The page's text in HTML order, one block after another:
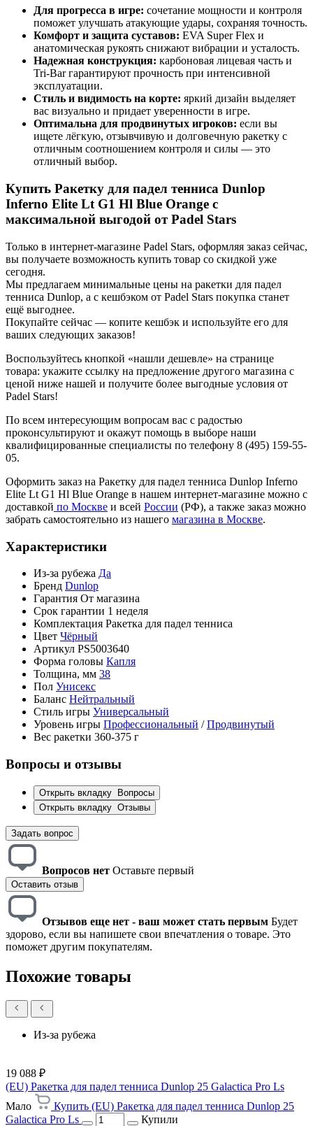
Для прогресса в игре: сочетание мощности и контроля
поможет улучшать атакующие удары, сохраняя точность.
Комфорт и защита суставов: EVA Super Flex и
анатомическая рукоять снижают вибрации и усталость.
Надежная конструкция: карбоновая лицевая часть и
Tri-Bar гарантируют прочность при интенсивной
эксплуатации.
Стиль и видимость на корте: яркий дизайн выделяет
вас визуально и придает уверенности в игре.
Оптимальна для продвинутых игроков: если вы
ищете лёгкую, отзывчивую и долговечную ракетку с
отличным соотношением контроля и силы — это
отличный выбор.
Купить Ракетку для падел тенниса Dunlop
Inferno Elite Lt G1 Hl Blue Orange с
максимальной выгодой от Padel Stars
Только в интернет-магазине Padel Stars, оформляя заказ сейчас,
вы получаете возможность купить товар со скидкой уже
сегодня.
Мы предлагаем минимальные цены на ракетки для падел
тенниса Dunlop, а с кешбэком от Padel Stars покупка станет
ещё выгоднее.
Покупайте сейчас — копите кешбэк и используйте его для
ваших следующих заказов!
Воспользуйтесь кнопкой «нашли дешевле» на странице
товара: укажите ссылку на предложение другого магазина с
ценой ниже нашей и получите более выгодные условия от
Padel Stars!
По всем интересующим вопросам вас с радостью
проконсультируют и окажут помощь в выборе наши
квалифицированные специалисты по телефону 8 (495) 159-55-
05.
Оформить заказ на Ракетку для падел тенниса Dunlop Inferno
Elite Lt G1 Hl Blue Orange в нашем интернет-магазине можно с
доставкой по Москве и всей России (РФ), а также заказ можно
забрать самостоятельно из нашего магазина в Москве.
Характеристики
Из-за рубежа Да
Бренд Dunlop
Гарантия От магазина
Срок гарантии 1 неделя
Комплектация Ракетка для падел тенниса
Цвет Чёрный
Артикул PS5003640
Форма головы Капля
Толщина, мм 38
Пол Унисекс
Баланс Нейтральный
Стиль игры Универсальный
Уровень игры Профессиональный /Продвинутый
Вес ракетки 360-375 г
Вопросы и отзывы
Открыть вкладку
Вопросы
Открыть вкладку Отзывы
Задать вопрос
Вопросов нет Оставьте первый
Оставить отзыв
Отзывов еще нет - ваш может стать первым Будет
здорово, если вы напишете свои впечатления о товаре. Это
поможет другим покупателям.
Похожие товары
Из-за рубежа
19 088 ₽
(EU) Ракетка для падел тенниса Dunlop 25 Galactica Pro Ls
Мало
Купить (EU) Ракетка для падел тенниса Dunlop 25
Galactica Pro Ls
Купили